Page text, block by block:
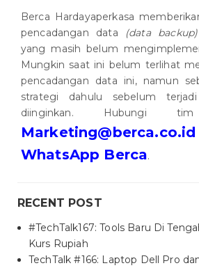
Berca Hardayaperkasa
pencadangan data
(data backup)
yang masih belum
Mungkin saat ini belum terlihat
pencadangan data ini, namun
strategi dahulu sebelum
diinginkan. Hubungi
Marketing@berca.co.id
WhatsApp Berca.
RECENT POST
#TechTalk167: Tools Baru Di
Kurs Rupiah
TechTalk #166: Laptop Dell Pro